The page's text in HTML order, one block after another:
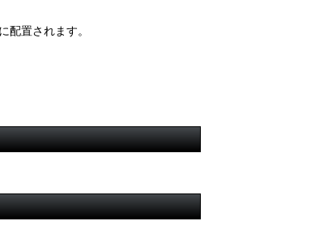
配置されます。